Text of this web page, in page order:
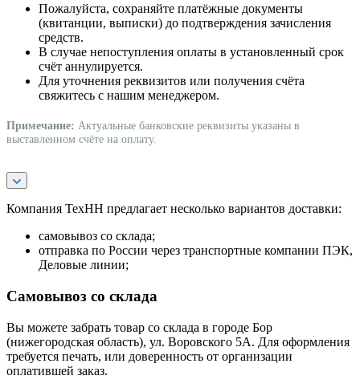
Пожалуйста, сохраняйте платёжные документы
(квитанции, выписки) до подтверждения зачисления
средств.
В случае непоступления оплаты в установленный срок
счёт аннулируется.
Для уточнения реквизитов или получения счёта
свяжитесь с нашим менеджером.
Примечание: Актуальные банковские реквизиты указаны в
выставленном счёте на оплату.
Компания ТехНН предлагает несколько вариантов доставки:
самовывоз со склада;
отправка по России через транспортные компании ПЭК,
Деловые линии;
Самовывоз со склада
Вы можете забрать товар со склада в городе Бор
(нижегородская область), ул. Воровского 5А. Для оформления
требуется печать, или доверенность от организации
оплатившей заказ.